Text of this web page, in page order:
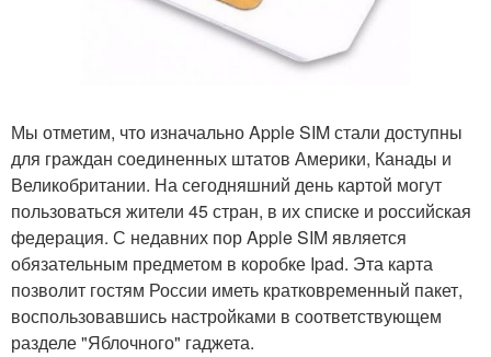
Мы отметим, что изначально Apple SIM стали доступны
для граждан соединенных штатов Америки, Канады и
Великобритании. На сегодняшний день картой могут
пользоваться жители 45 стран, в их списке и российская
федерация. С недавних пор Apple SIM является
обязательным предметом в коробке Ipad. Эта карта
позволит гостям России иметь кратковременный пакет,
воспользовавшись настройками в соответствующем
разделе "Яблочного" гаджета.